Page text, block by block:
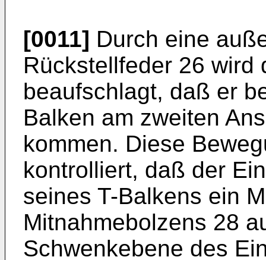
[0011] Durch eine
Rückstellfeder 26 wird
beaufschlagt, daß er
Balken am zweiten
kommen. Diese
kontrolliert, daß der
seines T-Balkens ein
Mitnahmebolzens 28
Schwenkebene des